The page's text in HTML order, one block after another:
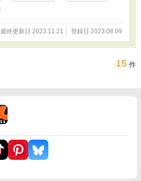
最終更新日 2023.11.21 登録日 2023.08.09
15 件